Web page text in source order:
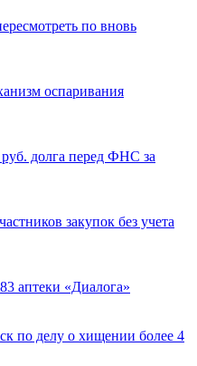
по вновь
оспаривания
долга перед ФНС за
закупок без учета
аптеки «Диалога»
по делу о хищении более 4